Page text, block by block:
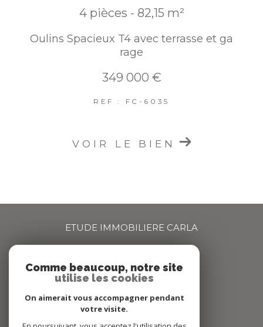
4 pièces - 82,15 m²
Oulins Spacieux T4 avec terrasse et ga
rage
349 000 €
REF : FC-6035
VOIR LE BIEN
ETUDE IMMOBILIERE CARLA
agence@carlaimmo.com
159 GRANDE RUE
69600
OULLINS
Comme beaucoup, notre site
utilise les cookies
On aimerait vous accompagner pendant
votre visite.